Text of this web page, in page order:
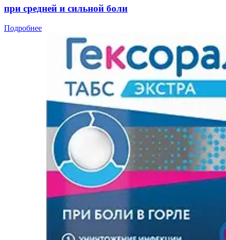
при средней и сильной боли
Подробнее